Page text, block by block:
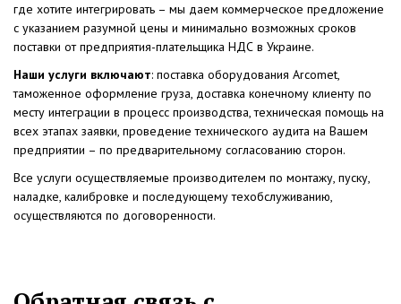
где хотите интегрировать – мы даем коммерческое предложение
с указанием разумной цены и минимально возможных сроков
поставки от предприятия-плательщика НДС в Украине.
Наши услуги включают: поставка оборудования Arcomet,
таможенное оформление груза, доставка конечному клиенту по
месту интеграции в процесс производства, техническая помощь на
всех этапах заявки, проведение технического аудита на Вашем
предприятии – по предварительному согласованию сторон.
Все услуги осуществляемые производителем по монтажу, пуску,
наладке, калибровке и последующему техобслуживанию,
осуществляются по договоренности.